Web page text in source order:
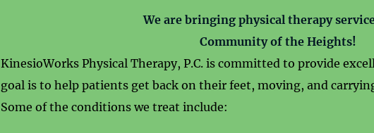
We are bringing physical therapy
Community of the Heights!
KinesioWorks Physical Therapy, P.C. is committed to provide
goal is to help patients get back on their feet, moving, and
Some of the conditions we treat include: